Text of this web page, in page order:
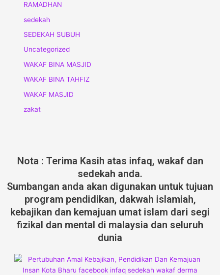
RAMADHAN
sedekah
SEDEKAH SUBUH
Uncategorized
WAKAF BINA MASJID
WAKAF BINA TAHFIZ
WAKAF MASJID
zakat
Nota : Terima Kasih atas infaq, wakaf dan
sedekah anda.
Sumbangan anda akan digunakan untuk tujuan
program pendidikan, dakwah islamiah,
kebajikan dan kemajuan umat islam dari segi
fizikal dan mental di malaysia dan seluruh
dunia